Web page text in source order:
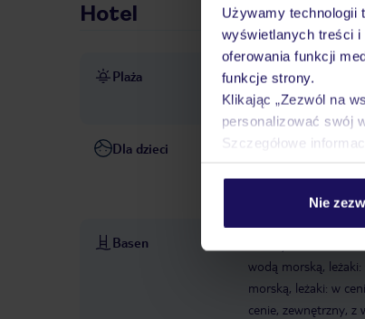
Używamy technologii
wyświetlanych treści
oferowania funkcji
funkcje strony.
Klikając „Zezwól na
personalizować swój
Szczegółowe
Nie
Hotel
Plaża blisko plaży La
ulicą
ręczniki za
Dla dzieci wózek dla dzieci: za
- październik, w cenie
Basen
wodą morską,
morską, leżaki: w
cenie, zewnętrzny, z